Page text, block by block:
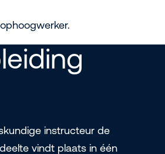
instructeur de
vindt plaats in één